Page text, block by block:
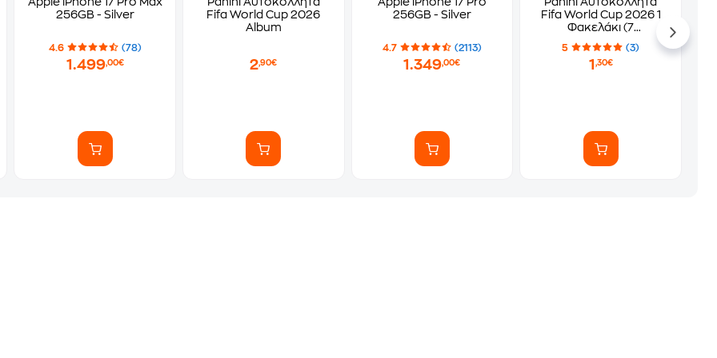
256GB - Silver
4.6 (78)
1.499,00€
Fifa World Cup 2026
Album
2,90€
256GB - Silver
4.7 (2113)
1.349,00€
Fifa World Cup 2026 1
Φακελάκι (7
Αυτοκόλλητα)
5 (3)
1 ,30€